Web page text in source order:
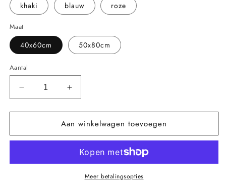
khaki blauw roze
Maat
40x60cm 50x80cm
Aantal
Aantal
verlagen
voor
Wol
–
Aantal
verhogen
voor
Lange
Wol
Vloermat
–
Absorberende
Aan winkelwagen toevoegen
Meer betalingsopties